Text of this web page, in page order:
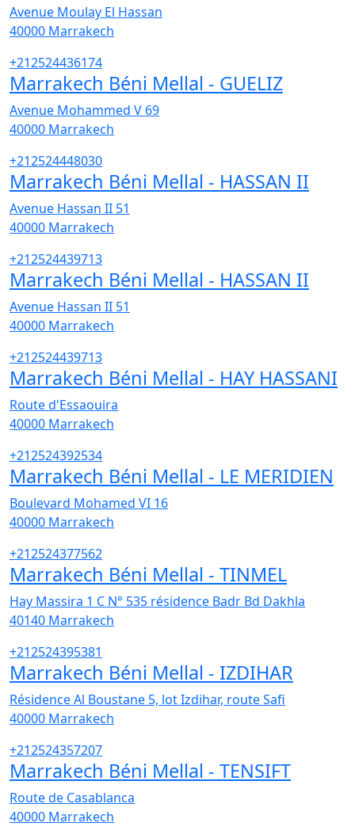
Avenue Moulay El Hassan
40000 Marrakech
+212524436174
Marrakech Béni Mellal - GUELIZ
Avenue Mohammed V 69
40000 Marrakech
+212524448030
Marrakech Béni Mellal - HASSAN II
Avenue Hassan II 51
40000 Marrakech
+212524439713
Marrakech Béni Mellal - HASSAN II
Avenue Hassan II 51
40000 Marrakech
+212524439713
Marrakech Béni Mellal - HAY HASSANI
Route d'Essaouira
40000 Marrakech
+212524392534
Marrakech Béni Mellal - LE MERIDIEN
Boulevard Mohamed VI 16
40000 Marrakech
+212524377562
Marrakech Béni Mellal - TINMEL
Hay Massira 1 C N° 535 résidence Badr Bd Dakhla
40140 Marrakech
+212524395381
Marrakech Béni Mellal - IZDIHAR
Résidence Al Boustane 5, lot Izdihar, route Safi
40000 Marrakech
+212524357207
Marrakech Béni Mellal - TENSIFT
Route de Casablanca
40000 Marrakech